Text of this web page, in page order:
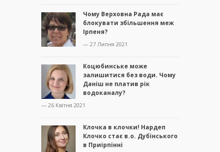
Чому Верховна Рада має
блокувати збільшення меж
Ірпеня?
— 27 Липня 2021
Коцюбинське може
залишитися без води. Чому
Даніш не платив рік
водоканалу?
— 26 Квітня 2021
Клочка в клочки! Нардеп
Клочко стає в.о. Дубінського
в Приірпінні